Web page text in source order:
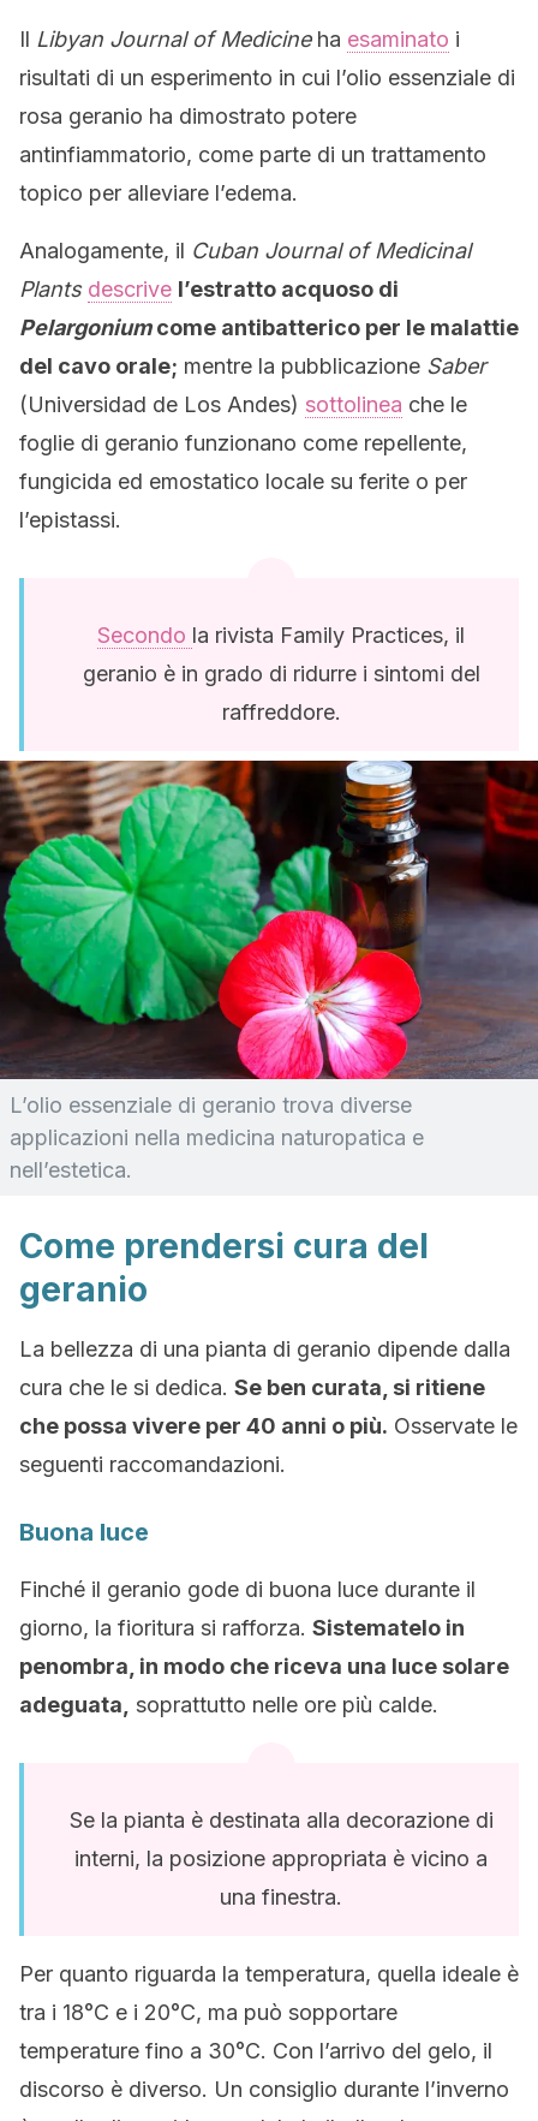
Il Libyan Journal of Medicineha esaminato i
risultati di un esperimento in cui l’olio essenziale di
rosa geranio ha dimostrato potere
antinfiammatorio, come parte di un trattamento
topico per alleviare l’edema.
Analogamente, il Cuban Journal of Medicinal
Plants descrive l’estratto acquoso di
Pelargoniumcome antibatterico per le malattie
del cavo orale; mentre la pubblicazione Saber
(Universidad de Los Andes) sottolinea che le
foglie di geranio funzionano come repellente,
fungicida ed emostatico locale su ferite o per
l’epistassi.
Secondo la rivista Family Practices, il
geranio è in grado di ridurre i sintomi del
raffreddore.
L’olio essenziale di geranio trova diverse
applicazioni nella medicina naturopatica e
nell’estetica.
Come prendersi cura del
geranio
La bellezza di una pianta di geranio dipende dalla
cura che le si dedica. Se ben curata, si ritiene
che possa vivere per 40 anni o più. Osservate le
seguenti raccomandazioni.
Buona luce
Finché il geranio gode di buona luce durante il
giorno, la fioritura si rafforza. Sistematelo in
penombra, in modo che riceva una luce solare
adeguata, soprattutto nelle ore più calde.
Se la pianta è destinata alla decorazione di
interni, la posizione appropriata è vicino a
una finestra.
Per quanto riguarda la temperatura, quella ideale è
tra i 18°C e i 20°C, ma può sopportare
temperature fino a 30°C. Con l’arrivo del gelo, il
discorso è diverso. Un consiglio durante l’inverno